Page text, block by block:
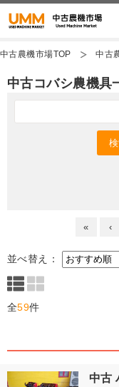
中古農機市場TOP 中古
中古コバシ農機具
« ‹
並べ替え：
全59件
中古